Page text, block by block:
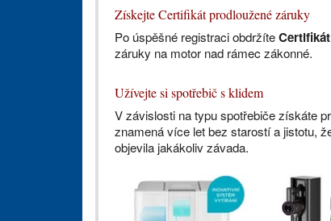
Získejte Certifikát prodloužené záruky
Po úspěšné registraci obdržíte
záruky na motor nad rámec zákonné.
Užívejte si spotřebič s klidem
V závislosti na typu spotřebiče získáte
znamená více let bez starostí a jistotu,
objevila jakákoliv závada.